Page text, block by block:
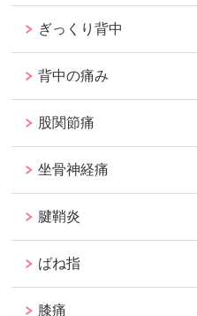
ぎっくり背中
背中の痛み
股関節痛
坐骨神経痛
腱鞘炎
ばね指
膝痛